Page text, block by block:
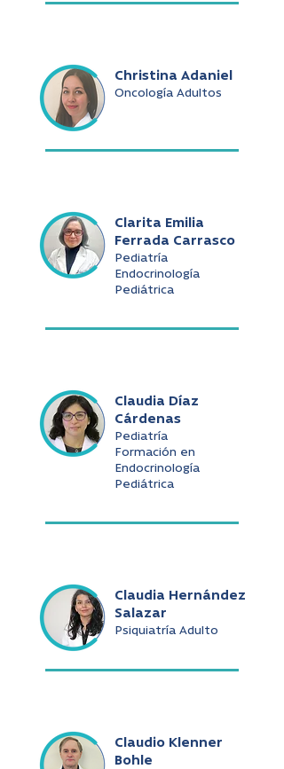
Christina Adaniel
Oncología Adultos
Clarita Emilia
Ferrada Carrasco
Pediatría
Endocrinología
Pediátrica
Claudia Díaz
Cárdenas
Pediatría
Formación en
Endocrinología
Pediátrica
Claudia Hernández
Salazar
Psiquiatría Adulto
Claudio Klenner
Bohle